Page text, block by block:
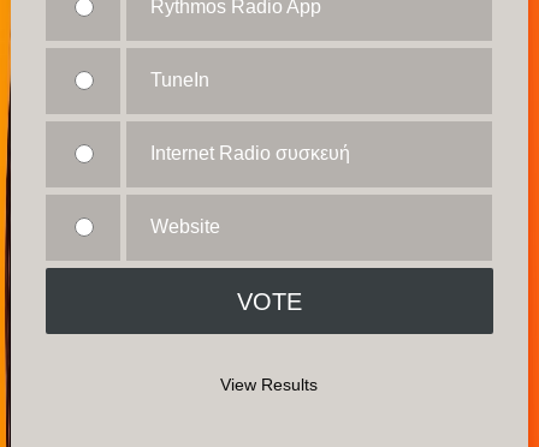
Rythmos Radio App
TuneIn
Internet Radio συσκευή
Website
View Results